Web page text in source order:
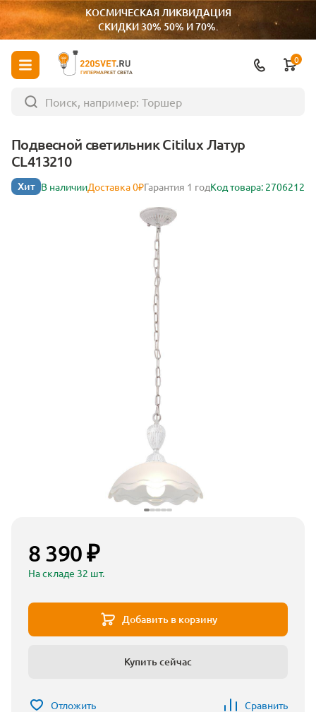
КОСМИЧЕСКАЯ ЛИКВИДАЦИЯ
СКИДКИ 30% 50% И 70%.
ГИПЕРМАРКЕТ СВЕТА
0
Подвесной светильник Citilux Латур
CL413210
Хит В наличииДоставка 0₽Гарантия 1 годКод товара: 2706212
8 390 ₽
На складе 32 шт.
Добавить в корзину
Купить сейчас
Отложить Сравнить